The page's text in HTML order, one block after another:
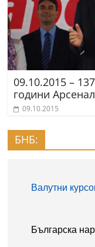
09.10.2015 –
години
09.10.2015
БНБ: